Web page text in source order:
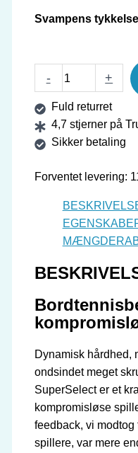
Svampens tykkelse
-
GEWO
Belægning
Codexx
Pro
53
antal
+
Fuld returret
4,7 stjerner på
Sikker betaling
Forventet levering:
Dynamisk hårdhed,
ondsindet meget
SuperSelect er et
kompromisløse
feedback, vi modtog
spillere, var mere